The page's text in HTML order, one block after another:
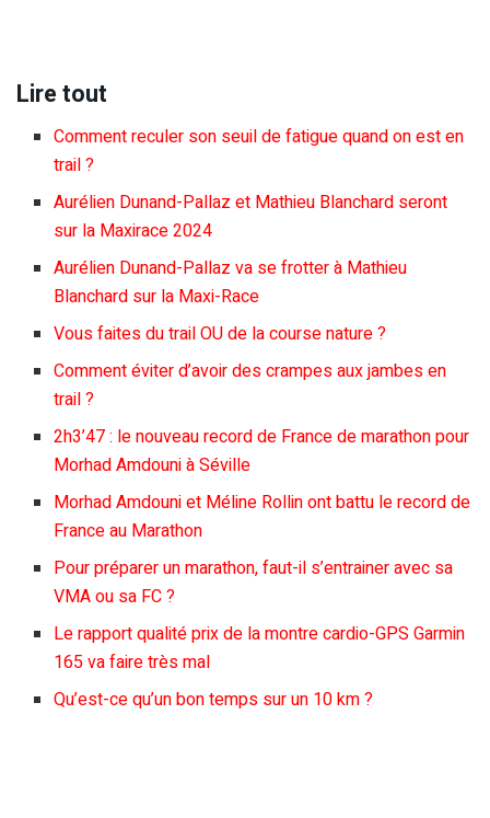
Lire tout
Comment reculer son seuil de fatigue quand on est en
trail ?
Aurélien Dunand-Pallaz et Mathieu Blanchard seront
sur la Maxirace 2024
Aurélien Dunand-Pallaz va se frotter à Mathieu
Blanchard sur la Maxi-Race
Vous faites du trail OU de la course nature ?
Comment éviter d’avoir des crampes aux jambes en
trail ?
2h3’47 : le nouveau record de France de marathon pour
Morhad Amdouni à Séville
Morhad Amdouni et Méline Rollin ont battu le record de
France au Marathon
Pour préparer un marathon, faut-il s’entrainer avec sa
VMA ou sa FC ?
Le rapport qualité prix de la montre cardio-GPS Garmin
165 va faire très mal
Qu’est-ce qu’un bon temps sur un 10 km ?